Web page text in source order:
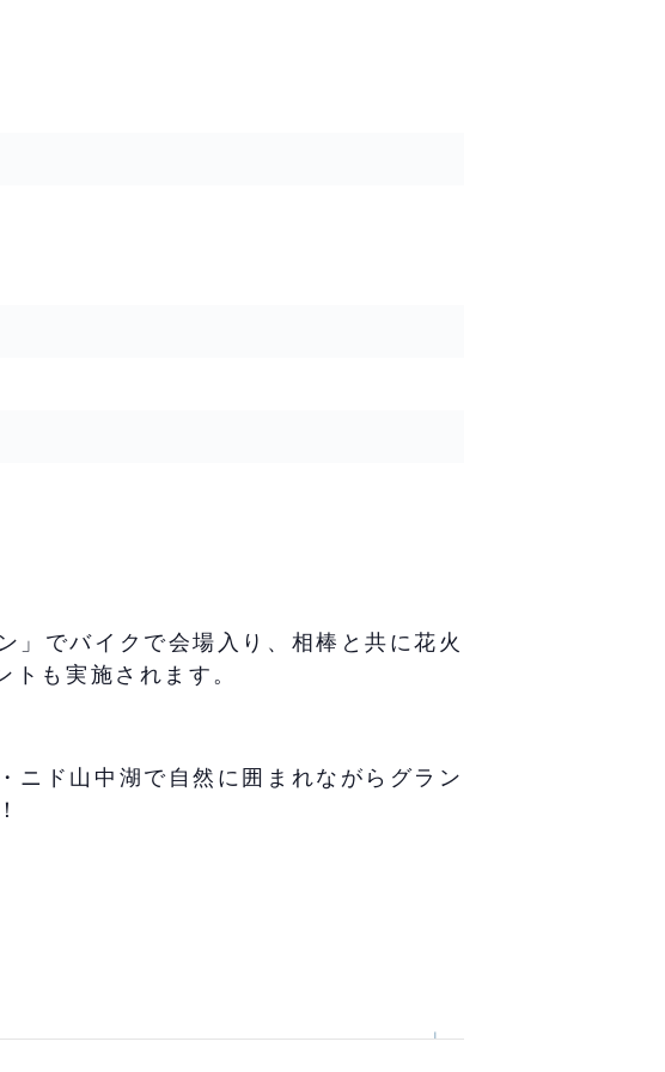
」でバイクで会場入り、相棒と共に花火
も実施されます。
ニド山中湖で自然に囲まれながらグラン